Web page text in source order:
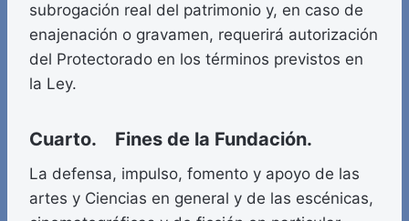
subrogación real del patrimonio y, en caso de
enajenación o gravamen, requerirá autorización
del Protectorado en los términos previstos en
la Ley.
Cuarto. Fines de la Fundación.
La defensa, impulso, fomento y apoyo de las
artes y Ciencias en general y de las escénicas,